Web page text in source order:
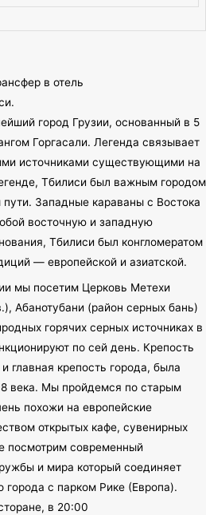
в отель
город Грузии, основанный в 5
Горгасали. Легенда связывает
источниками существующими на
Тбилиси был важным городом
Западные караваны с Востока
восточную и западную
Тбилиси был конгломератом
— европейской и азиатской.
мы посетим Церковь Метехи
Абанотубани (район серных бань)
горячих серных источниках в
по сей день. Крепость
главная крепость города, была
века. Мы пройдемся по старым
похожи на европейские
открытых кафе, сувенирных
посмотрим современный
и мира который соединяет
города с парком Рике (Европа).
в 20:00